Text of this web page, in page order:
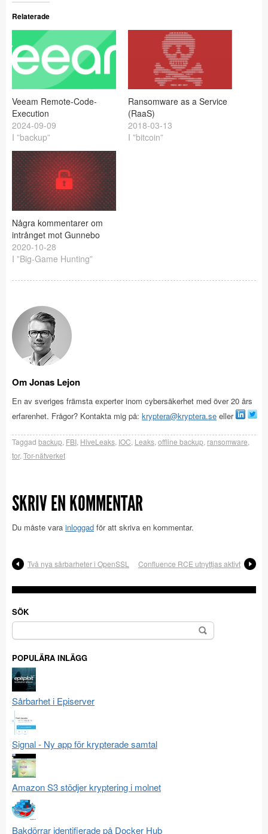
Relaterade
Veeam Remote-Code-
Execution
2024-09-09
I ”backup”
Ransomware as a Service
(RaaS)
2018-03-13
I ”bitcoin”
Några kommentarer om
intrånget mot Gunnebo
2020-10-28
I ”Big-Game Hunting”
Om Jonas Lejon
En av sveriges främsta experter inom cybersäkerhet med över 20 års
erfarenhet. Frågor? Kontakta mig på: kryptera@kryptera.se eller
Taggad backup FBI HiveLeaks IOC Leaks offline backup ransomware
tor, Tor-nätverket
SKRIV EN KOMMENTAR
Du måste vara inloggad för att skriva en kommentar.
Två nya sårbarheter i OpenSSL Confluence RCE utnyttjas aktivt
SÖK
Sök
efter:
POPULÄRA INLÄGG
Sårbarhet i Episerver
Signal - Ny app för krypterade samtal
Amazon S3 stödjer kryptering i molnet
Bakdörrar identifierade på Docker Hub